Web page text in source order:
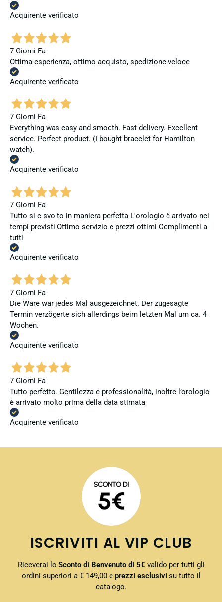
Acquirente verificato
7 Giorni Fa
Ottima esperienza, ottimo acquisto, spedizione veloce
Acquirente verificato
7 Giorni Fa
Everything was easy and smooth. Fast delivery. Excellent
service. Perfect product. (I bought bracelet for Hamilton
watch).
Acquirente verificato
7 Giorni Fa
Tutto si e svolto in maniera perfetta L'orologio è arrivato nei
tempi previsti Ottimo servizio e prezzi ottimi Complimenti a
tutti
Acquirente verificato
7 Giorni Fa
Die Ware war jedes Mal ausgezeichnet. Der zugesagte
Termin verzögerte sich allerdings beim letzten Mal um ca. 4
Wochen.
Acquirente verificato
7 Giorni Fa
Tutto perfetto. Gentilezza e professionalità, inoltre l’orologio
è arrivato molto prima della data stimata
Acquirente verificato
ISCRIVITI AL VIP CLUB
Riceverai lo Sconto di Benvenuto di 5€ valido per tutti gli
ordini superiori a € 149,00 e prezzi esclusivi su tutto il
catalogo.